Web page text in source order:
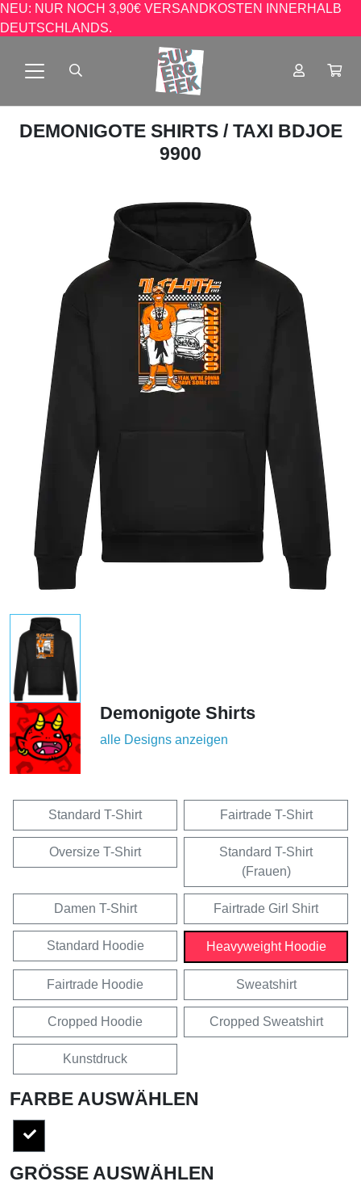
NEU: NUR NOCH 3,90€ VERSANDKOSTEN INNERHALB
DEUTSCHLANDS.
DEMONIGOTE SHIRTS / TAXI BDJOE
9900
Demonigote Shirts
alle Designs anzeigen
Standard T-Shirt Fairtrade T-Shirt
Oversize T-Shirt
Standard T-Shirt
(Frauen)
Damen T-Shirt Fairtrade Girl Shirt
Standard Hoodie Heavyweight Hoodie
Fairtrade Hoodie Sweatshirt
Cropped Hoodie Cropped Sweatshirt
Kunstdruck
FARBE AUSWÄHLEN
GRÖSSE AUSWÄHLEN